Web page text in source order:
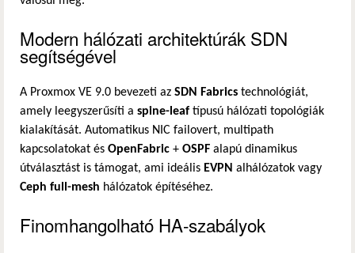
Modern hálózati architektúrák SDN
segítségével
A Proxmox VE 9.0 bevezeti az SDN Fabrics technológiát,
amely leegyszerűsíti a spine-leaf típusú hálózati topológiák
kialakítását. Automatikus NIC failovert, multipath
kapcsolatokat és OpenFabric + OSPF alapú dinamikus
útválasztást is támogat, ami ideális EVPN alhálózatok vagy
Ceph full-mesh hálózatok építéséhez.
Finomhangolható HA-szabályok